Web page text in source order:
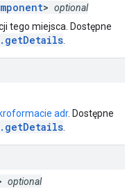
> optional
tego miejsca. Dostępne
.
adr. Dostępne
.
optional